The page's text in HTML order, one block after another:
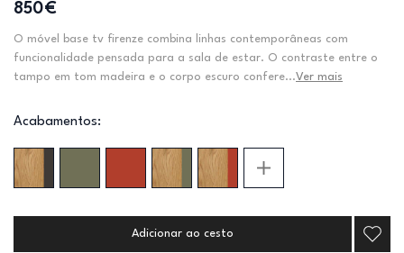
850€
O móvel base tv firenze combina linhas contemporâneas com
funcionalidade pensada para a sala de estar. O contraste entre o
tampo em tom madeira e o corpo escuro confere...Ver mais
Acabamentos:
Adicionar ao cesto